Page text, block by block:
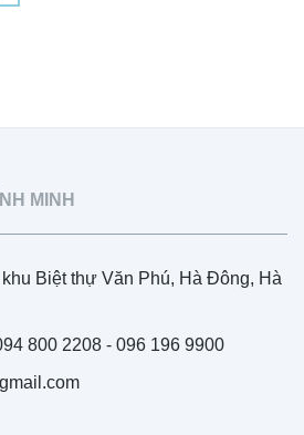
MINH
Biệt thự Văn Phú, Hà Đông, Hà
800 2208 - 096 196 9900